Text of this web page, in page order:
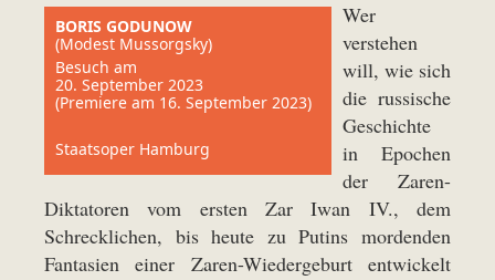
BORIS GODUNOW
(Modest Mussorgsky)
Besuch am
20. September 2023
(Premiere am 16. September 2023)
Staatsoper Hamburg
Wer
verstehen
will, wie sich
die russische
Geschichte
in Epochen
der Zaren-
Diktatoren vom ersten Zar Iwan IV., dem
Schrecklichen, bis heute zu Putins mordenden
Fantasien einer Zaren-Wiedergeburt entwickelt